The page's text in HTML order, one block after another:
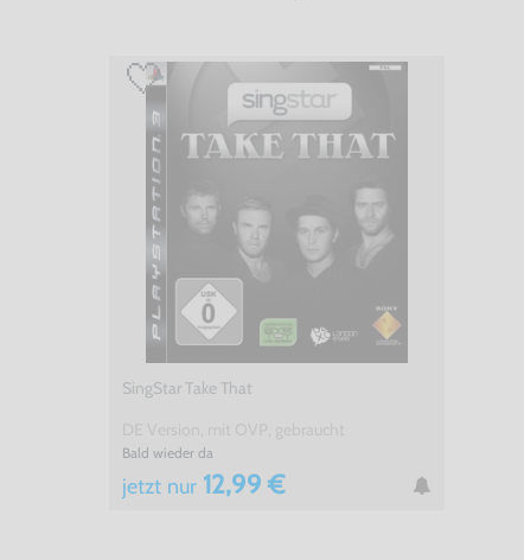
SingStar Take That
Bald wieder da
jetzt nur 12,99 €